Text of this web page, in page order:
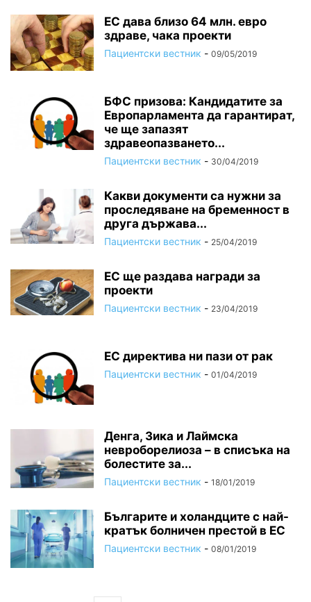
ЕС дава близо 64 млн. евро
здраве, чака проекти
Пациентски вестник - 09/05/2019
БФС призова: Кандидатите за
Европарламента да гарантират,
че ще запазят
здравеопазването...
Пациентски вестник - 30/04/2019
Какви документи са нужни за
проследяване на бременност в
друга държава...
Пациентски вестник - 25/04/2019
ЕС ще раздава награди за
проекти
Пациентски вестник - 23/04/2019
ЕС директива ни пази от рак
Пациентски вестник - 01/04/2019
Денга, Зика и Лаймска
невроборелиоза – в списъка на
болестите за...
Пациентски вестник - 18/01/2019
Българите и холандците с най-
кратък болничен престой в ЕС
Пациентски вестник - 08/01/2019